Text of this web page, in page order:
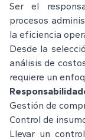
Ser el
procesos
la eficiencia
Desde la
análisis de
requiere un
Gestión de
Control de
Llevar un